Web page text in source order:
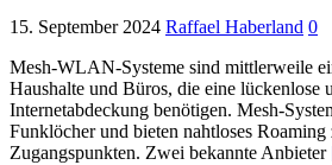
15. September 2024 Raffael Haberland 0
Mesh-WLAN-Systeme sind mittlerweile
Haushalte und Büros, die eine lückenlose
Internetabdeckung benötigen. Mesh-
Funklöcher und bieten nahtloses Roaming
Zugangspunkten. Zwei bekannte Anbieter